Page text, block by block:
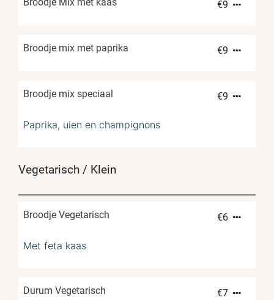
Broodje Mix met kaas €9
Broodje mix met paprika €9
Broodje mix speciaal €9
Paprika, uien en champignons
Vegetarisch / Klein
Broodje Vegetarisch €6
Met feta kaas
Durum Vegetarisch €7